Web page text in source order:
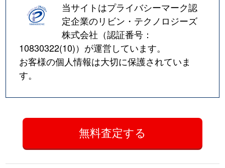
当サイトはプライバシーマーク認
定企業のリビン・テクノロジーズ
株式会社（認証番号：
10830322(10)）が運営しています。
お客様の個人情報は大切に保護されていま
す。